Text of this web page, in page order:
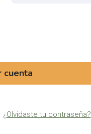
cuenta
¿Olvidaste tu contraseña?